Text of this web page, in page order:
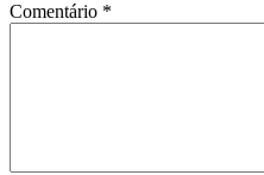
Comentário *